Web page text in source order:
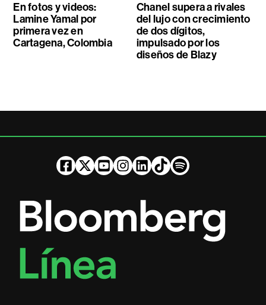
En fotos y videos:
Lamine Yamal por
primera vez en
Cartagena, Colombia
Chanel supera a rivales
del lujo con crecimiento
de dos dígitos,
impulsado por los
diseños de Blazy